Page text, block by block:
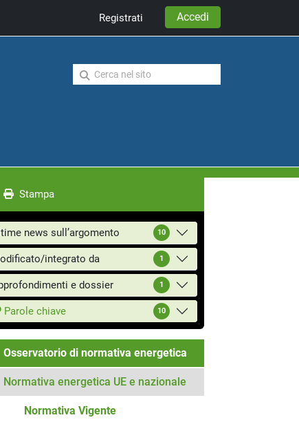
Registrati Accedi
Stampa
news sull’argomento 10
integrato da 1
e dossier 1
Parole chiave 10
Osservatorio di normativa energetica
Normativa energetica UE e nazionale
Normativa Vigente